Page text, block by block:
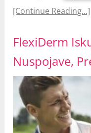
[Continue Reading...]
FlexiDerm
Nuspojave,